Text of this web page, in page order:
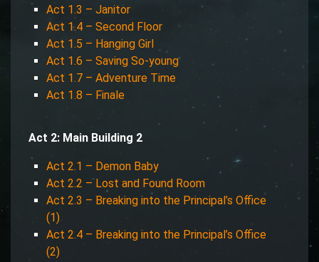
Act 1.3 – Janitor
Act 1.4 – Second Floor
Act 1.5 – Hanging Girl
Act 1.6 – Saving So-young
Act 1.7 – Adventure Time
Act 1.8 – Finale
Act 2: Main Building 2
Act 2.1 – Demon Baby
Act 2.2 – Lost and Found Room
Act 2.3 – Breaking into the Principal’s Office
(1)
Act 2.4 – Breaking into the Principal’s Office
(2)